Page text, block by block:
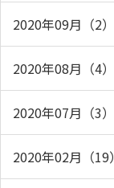
2020年09月（2）
2020年08月（4）
2020年07月（3）
2020年02月（19）